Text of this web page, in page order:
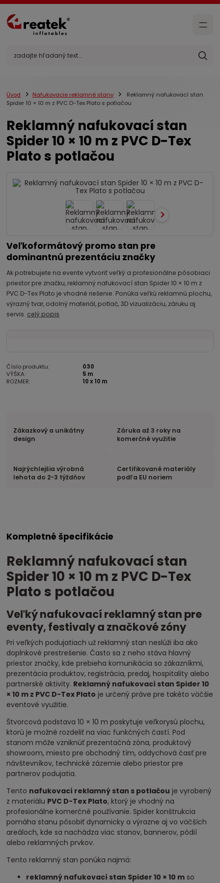
Úvod Nafukovacie reklamné stany
Reklamný nafukovací stan
Spider 10 × 10 m z PVC D-Tex Plato s potlačou
Reklamný nafukovací stan
Spider 10 × 10 m z PVC D-Tex
Plato s potlačou
Veľkoformátový promo stan pre
dominantnú prezentáciu značky
Ak potrebujete na evente vytvoriť veľký a profesionálne pôsobiaci
priestor pre značku, reklamný nafukovací stan Spider 10 × 10 m z
PVC D-Tex Plato je vhodné riešenie. Ponúka veľkú reklamnú plochu,
výrazný tvar, odolný materiál, potlač, 3D vizualizáciu, záruku aj
servis. celý popis
Číslo produktu:
030
VÝŠKA:
5 m
ROZMER:
10 x 10 m
Zákazkový a unikátny
design
Záruka až 3 roky na
komerčné využitie
Najrýchlejšia výrobná
lehota do 2-3 týždňov
Certifikované materiály
podľa EU noriem
Kompletné špecifikácie
Reklamný nafukovací stan
Spider 10 × 10 m z PVC D-Tex
Plato s potlačou
Veľký nafukovací reklamný stan pre
eventy, festivaly a značkové zóny
Pri veľkých podujatiach už reklamný stan neslúži iba ako
doplnkové prestrešenie. Často sa z neho stáva hlavný
priestor značky, kde prebieha komunikácia so zákazníkmi,
prezentácia produktov, registrácia, predaj, hospitality alebo
partnerské aktivity. Reklamný nafukovací stan Spider 10
× 10 m z PVC D-Tex Plato je určený práve pre takéto väčšie
eventové využitie.
Štvorcová podstava 10 × 10 m poskytuje veľkorysú plochu,
ktorú je možné rozdeliť na viac funkčných častí. Pod
stanom môže vzniknúť prezentačná zóna, produktový
showroom, miesto pre obchodný tím, oddychová časť pre
návštevníkov, technické zázemie alebo priestor pre
partnerov podujatia.
Tento nafukovací reklamný stan s potlačou je vyrobený
z materiálu PVC D-Tex Plato, ktorý je vhodný na
profesionálne komerčné používanie. Spider konštrukcia
pomáha stanu pôsobiť dynamicky a výrazne aj vo väčších
areáloch, kde sa nachádza viac stanov, bannerov, pódií
alebo reklamných prvkov.
Tento reklamný stan ponúka najmä:
reklamný nafukovací stan Spider 10 × 10 m so